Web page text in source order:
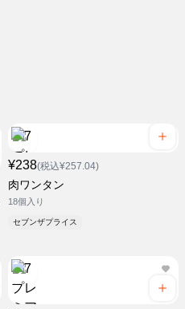
¥238(税込¥257.04)
肉ワンタン
18個入り
セブンザプライス